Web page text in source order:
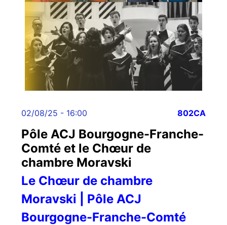
02/08/25 - 16:00 802CA
Pôle ACJ Bourgogne-Franche-
Comté et le Chœur de
chambre Moravski
Le Chœur de chambre
Moravski | Pôle ACJ
Bourgogne-Franche-Comté